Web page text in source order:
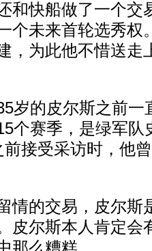
快船做了一个交
个未来首轮选秀权
，为此他不惜送走
的皮尔斯之前一
个赛季，是绿军队
接受采访时，他
的交易，皮尔斯
皮尔斯本人肯定会